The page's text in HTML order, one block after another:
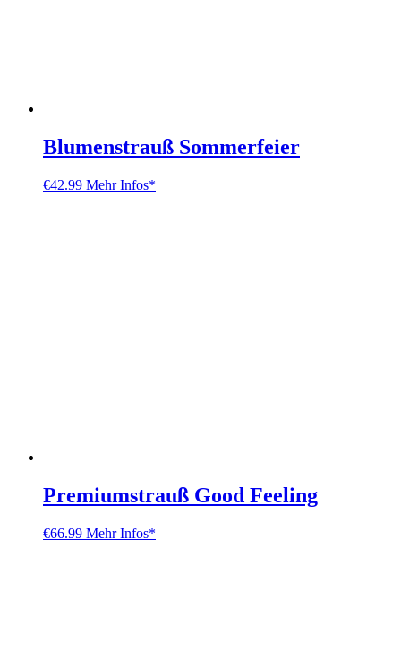
Blumenstrauß Sommerfeier
€42.99 Mehr Infos*
Premiumstrauß Good Feeling
€66.99 Mehr Infos*